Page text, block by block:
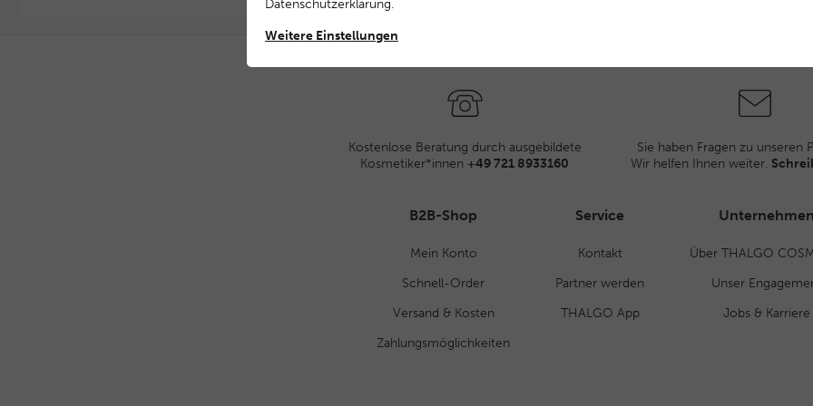
Kostenlose Beratung durch ausgebildete
Kosmetiker*innen +49 721 8933160
Sie haben Fragen zu unseren
Wir helfen Ihnen weiter.
B2B-Shop
Mein Konto
Schnell-Order
Versand & Kosten
Zahlungsmöglichkeiten
Service
Kontakt
Partner werden
THALGO App
Unternehmen
Über THALGO
Unser
Jobs & Karriere
Daten­schutz­erklärung.
Weitere Einstellungen